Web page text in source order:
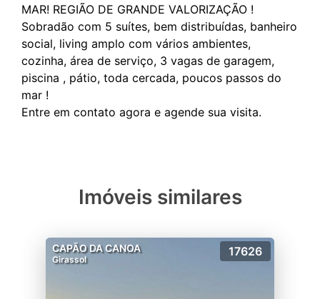
MAR! REGIÃO DE GRANDE VALORIZAÇÃO !
Sobradão com 5 suítes, bem distribuídas, banheiro
social, living amplo com vários ambientes,
cozinha, área de serviço, 3 vagas de garagem,
piscina , pátio, toda cercada, poucos passos do
mar !
Imóveis similares
CAPÃO DA CANOA
Girassol
17626